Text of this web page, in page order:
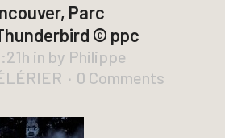
Parc
© ppc
in by Philippe
0 Comments